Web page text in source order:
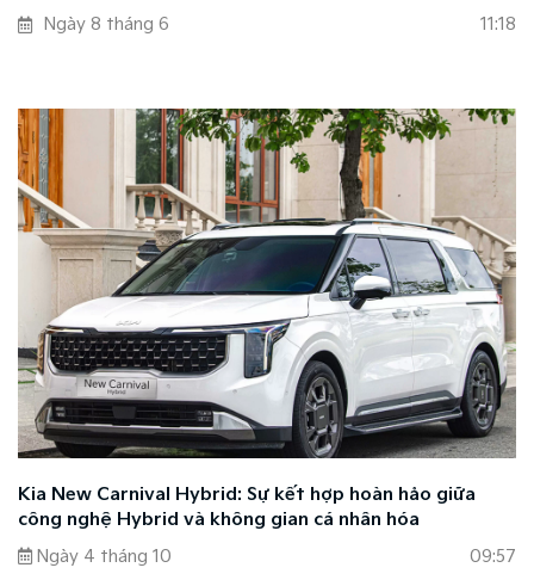
THÔNG MINH THEO XU HƯỚNG MỚI
Ngày 8 tháng 6 11:18
Kia New Carnival Hybrid: Sự kết hợp hoàn hảo giữa
công nghệ Hybrid và không gian cá nhân hóa
Ngày 4 tháng 10
09:57